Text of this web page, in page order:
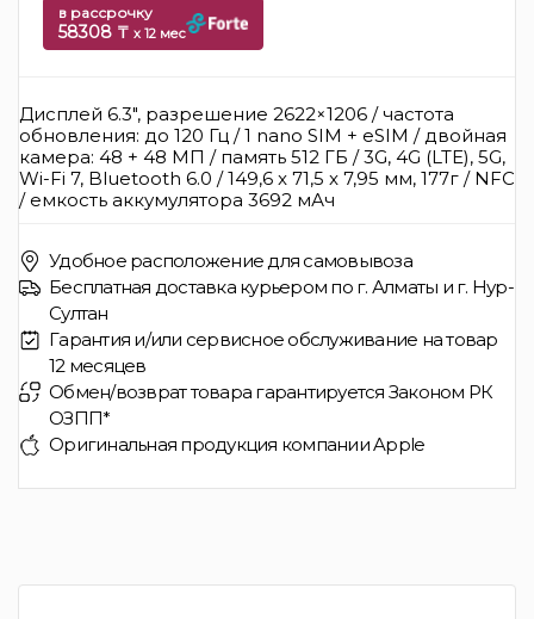
в рассрочку
58308 ₸ x 12 мес
Дисплей 6.3", разрешение 2622×1206 / частота
обновления: до 120 Гц / 1 nano SIM + eSIM / двойная
камера: 48 + 48 МП / память 512 ГБ / 3G, 4G (LTE), 5G,
Wi-Fi 7, Bluetooth 6.0 / 149,6 x 71,5 x 7,95 мм, 177г / NFC
/ емкость аккумулятора 3692 мАч
Удобное расположение для самовывоза
Бесплатная доставка курьером по г. Алматы и г. Нур-
Султан
Гарантия и/или сервисное обслуживание на товар
12 месяцев
Обмен/возврат товара гарантируется Законом РК
ОЗПП*
Оригинальная продукция компании Apple